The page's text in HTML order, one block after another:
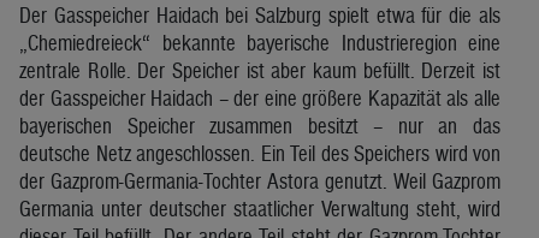
Der Gasspeicher Haidach bei Salzburg spielt etwa für die als
„Chemiedreieck“ bekannte bayerische Industrieregion eine
zentrale Rolle. Der Speicher ist aber kaum befüllt. Derzeit ist
der Gasspeicher Haidach – der eine größere Kapazität als alle
bayerischen Speicher zusammen besitzt – nur an das
deutsche Netz angeschlossen. Ein Teil des Speichers wird von
der Gazprom-Germania-Tochter Astora genutzt. Weil Gazprom
Germania unter deutscher staatlicher Verwaltung steht, wird